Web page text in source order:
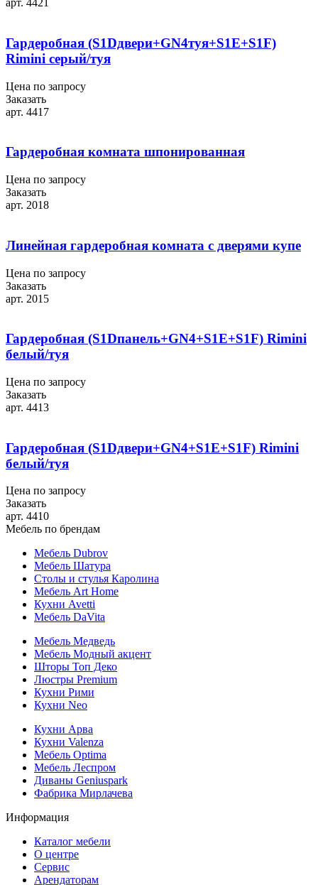
арт. 4421
Гардеробная (S1Dдвери+GN4туя+S1E+S1F)
Rimini серый/туя
Цена по запросу
Заказать
арт. 4417
Гардеробная комната шпонированная
Цена по запросу
Заказать
арт. 2018
Линейная гардеробная комната с дверями купе
Цена по запросу
Заказать
арт. 2015
Гардеробная (S1Dпанель+GN4+S1E+S1F) Rimini
белый/туя
Цена по запросу
Заказать
арт. 4413
Гардеробная (S1Dдвери+GN4+S1E+S1F) Rimini
белый/туя
Цена по запросу
Заказать
арт. 4410
Мебель по брендам
Мебель Dubrov
Мебель Шатура
Столы и стулья Каролина
Мебель Art Home
Кухни Avetti
Мебель DaVita
Мебель Медведь
Мебель Модный акцент
Шторы Топ Деко
Люстры Premium
Кухни Рими
Кухни Neo
Кухни Арва
Кухни Valenza
Мебель Optima
Мебель Леспром
Диваны Geniuspark
Фабрика Мирлачева
Информация
Каталог мебели
О центре
Сервис
Арендаторам